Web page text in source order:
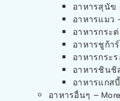
อาหารสุนัข
อาหารแมว
อาหารกระ
อาหารชูก้า
อาหารกระ
อาหารชินชิ
อาหารแกส
อาหารอื่นๆ –